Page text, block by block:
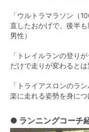
「ウルトラマラソン（
直したおかげで、後半
男性）
「トレイルランの登り
だけで走りが変わると
「トライアスロンのラ
楽に走れる姿勢を身に
● ランニングコーチ